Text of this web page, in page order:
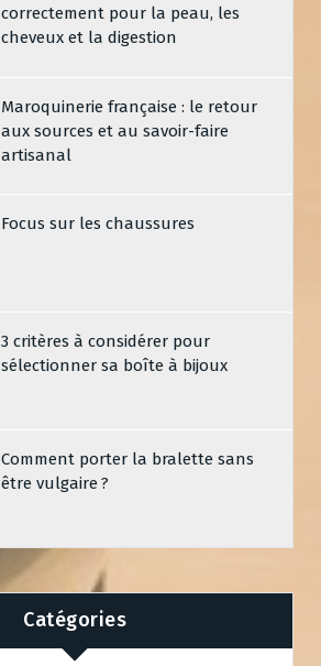
correctement pour la peau, les
cheveux et la digestion
Maroquinerie française : le retour
aux sources et au savoir-faire
artisanal
Focus sur les chaussures
3 critères à considérer pour
sélectionner sa boîte à bijoux
Comment porter la bralette sans
être vulgaire ?
Catégories